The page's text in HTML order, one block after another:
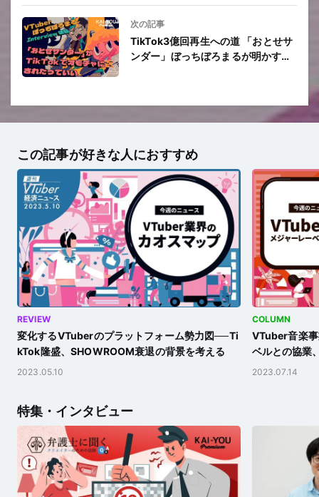
次の記事
TikTok3億回再生への道 「おとせサ
ンダー」ぼっちぼろまるが明かすバ
この記事が好きな人におすすめ
REVIEW
変化するVTuberのプラットフォーム勢力図──Ti
kTok隆盛、SHOWROOM衰退の背景を考える
2023.05.10
COLUMN
VTuber音楽
ベルとの協業
2023.07.14
特集・インタビュー